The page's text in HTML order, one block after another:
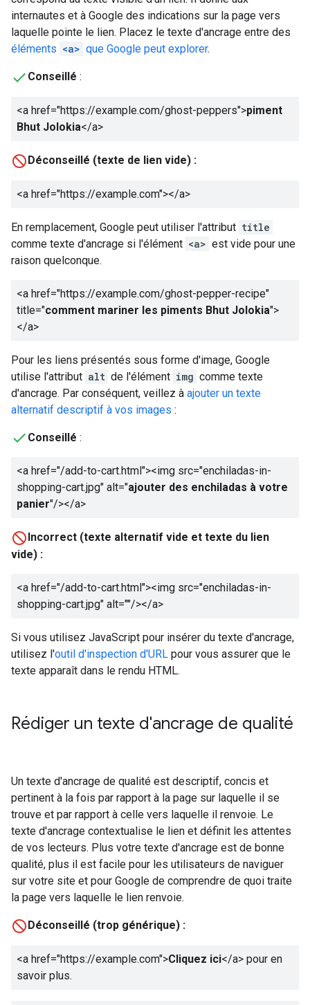
internautes et à Google des indications sur la page vers
laquelle pointe le lien. Placez le texte d'ancrage entre des
éléments <a> que Google peut explorer.
Conseillé :
<a href="https://example.com/ghost-peppers">piment
Bhut Jolokia</a>
Déconseillé (texte de lien vide) :
<a href="https://example.com"></a>
En remplacement, Google peut utiliser l'attribut title
comme texte d'ancrage si l'élément <a> est vide pour une
raison quelconque.
<a href="https://example.com/ghost-pepper-recipe"
title="comment mariner les piments Bhut Jolokia">
</a>
Pour les liens présentés sous forme d'image, Google
utilise l'attribut alt de l'élément img comme texte
d'ancrage. Par conséquent, veillez à ajouter un texte
alternatif descriptif à vos images :
Conseillé :
<a href="/add-to-cart.html"><img src="enchiladas-in-
shopping-cart.jpg" alt="ajouter des enchiladas à votre
panier"/></a>
Incorrect (texte alternatif vide et texte du lien
vide) :
<a href="/add-to-cart.html"><img src="enchiladas-in-
shopping-cart.jpg" alt=""/></a>
Si vous utilisez JavaScript pour insérer du texte d'ancrage,
utilisez l'outil d'inspection d'URL pour vous assurer que le
texte apparaît dans le rendu HTML.
Rédiger un texte d'ancrage de qualité
Un texte d'ancrage de qualité est descriptif, concis et
pertinent à la fois par rapport à la page sur laquelle il se
trouve et par rapport à celle vers laquelle il renvoie. Le
texte d'ancrage contextualise le lien et définit les attentes
de vos lecteurs. Plus votre texte d'ancrage est de bonne
qualité, plus il est facile pour les utilisateurs de naviguer
sur votre site et pour Google de comprendre de quoi traite
la page vers laquelle le lien renvoie.
Déconseillé (trop générique) :
<a href="https://example.com">Cliquez ici</a> pour en
savoir plus.